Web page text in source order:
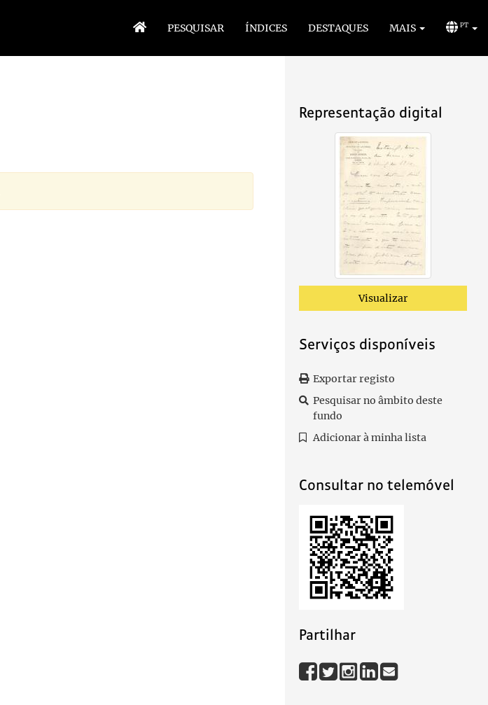
PESQUISAR ÍNDICES DESTAQUES MAIS PT
Representação digital
Visualizar
Serviços disponíveis
Exportar registo
Pesquisar no âmbito deste
fundo
Adicionar à minha lista
Consultar no telemóvel
Partilhar